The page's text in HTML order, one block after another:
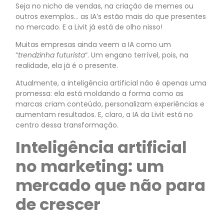
Seja no nicho de vendas, na criação de memes ou
outros exemplos… as IA’s estão mais do que presentes
no mercado. E a Livit já está de olho nisso!
Muitas empresas ainda veem a IA como um
“trendzinha futurista“. Um engano terrível, pois, na
realidade, ela já é o presente.
Atualmente, a inteligência artificial não é apenas uma
promessa: ela está moldando a forma como as
marcas criam conteúdo, personalizam experiências e
aumentam resultados. E, claro, a IA da Livit está no
centro dessa transformação.
Inteligência artificial
no marketing: um
mercado que não para
de crescer